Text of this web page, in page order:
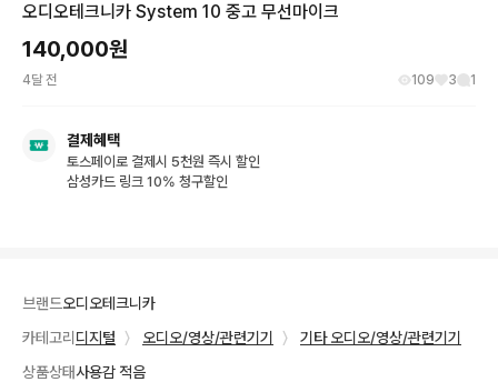
오디오테크니카 System 10 중고 무선마이크
140,000원
4달 전 109 3 1
결제혜택
토스페이로 결제시 5천원 즉시 할인
삼성카드 링크 10% 청구할인
브랜드오디오테크니카
카테고리 디지털 〉 오디오/영상/관련기기 〉
기타 오디오/영상/관련기기
상품상태사용감 적음